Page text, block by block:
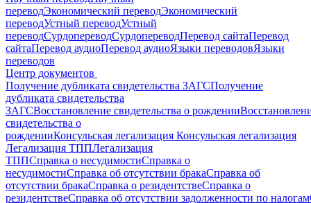
переводЭкономический переводЭкономический
переводУстный переводУстный
переводСурдопереводСурдопереводПеревод сайтаПеревод
сайтаПеревод аудиоПеревод аудиоЯзыки переводовЯзыки
переводов
Центр документов
Получение дубликата свидетельства ЗАГСПолучение
дубликата свидетельства
ЗАГСВосстановление свидетельства о рождении
свидетельства о
рожденииКонсульская легализация Консульская легализация
Легализация ТППЛегализация
ТППСправка о несудимостиСправка о
несудимостиСправка об отсутствии бракаСправка об
отсутствии бракаСправка о резидентствеСправка о
резидентствеСправка об отсутствии задолженности по налогам